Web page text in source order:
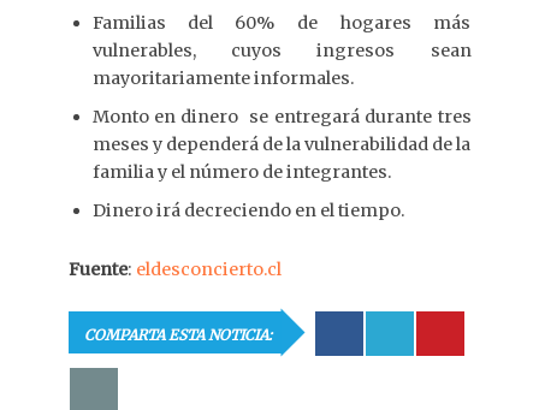
Familias del 60% de hogares más
vulnerables, cuyos ingresos sean
mayoritariamente informales.
Monto en dinero se entregará durante tres
meses y dependerá de la vulnerabilidad de la
familia y el número de integrantes.
Dinero irá decreciendo en el tiempo.
Fuente: eldesconcierto.cl
COMPARTA ESTA NOTICIA: